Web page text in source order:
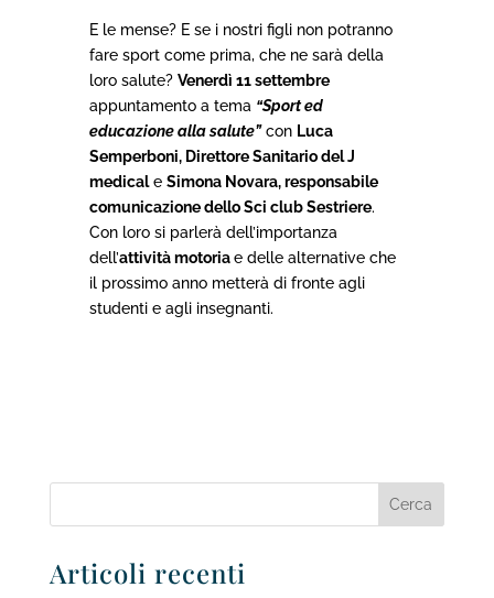
E le mense? E se i nostri figli non potranno
fare sport come prima, che ne sarà della
loro salute? Venerdì 11 settembre
appuntamento a tema “Sport ed
educazione alla salute”con Luca
Semperboni, Direttore Sanitario del J
medicale Simona Novara, responsabile
comunicazione dello Sci club Sestriere.
Con loro si parlerà dell’importanza
dell’attività motoriae delle alternative che
il prossimo anno metterà di fronte agli
studenti e agli insegnanti.
Articoli recenti